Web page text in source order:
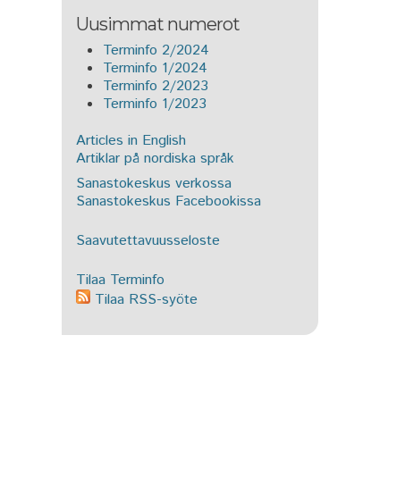
Uusimmat numerot
Terminfo 2/2024
Terminfo 1/2024
Terminfo 2/2023
Terminfo 1/2023
Articles in English
Artiklar på nordiska språk
Sanastokeskus verkossa
Sanastokeskus Facebookissa
Saavutettavuusseloste
Tilaa Terminfo
Tilaa RSS-syöte